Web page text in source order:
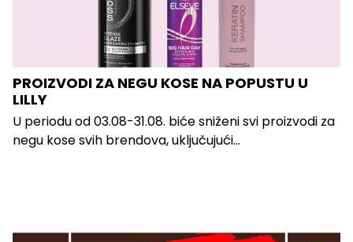
PROIZVODI ZA NEGU KOSE NA POPUSTU U
LILLY
U periodu od 03.08-31.08. biće sniženi svi proizvodi za
negu kose svih brendova, uključujući...